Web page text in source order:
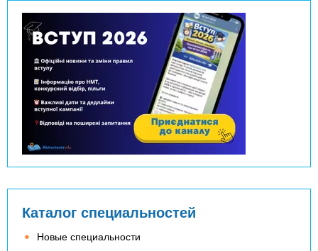
Каталог специальностей
Новые специальности